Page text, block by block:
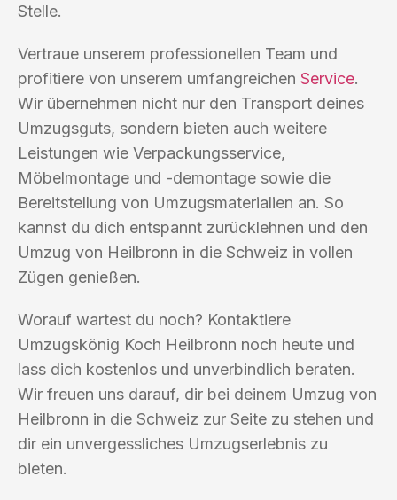
Stelle.
Vertraue unserem professionellen Team und
profitiere von unserem umfangreichen Service.
Wir übernehmen nicht nur den Transport deines
Umzugsguts, sondern bieten auch weitere
Leistungen wie Verpackungsservice,
Möbelmontage und -demontage sowie die
Bereitstellung von Umzugsmaterialien an. So
kannst du dich entspannt zurücklehnen und den
Umzug von Heilbronn in die Schweiz in vollen
Zügen genießen.
Worauf wartest du noch? Kontaktiere
Umzugskönig Koch Heilbronn noch heute und
lass dich kostenlos und unverbindlich beraten.
Wir freuen uns darauf, dir bei deinem Umzug von
Heilbronn in die Schweiz zur Seite zu stehen und
dir ein unvergessliches Umzugserlebnis zu
bieten.